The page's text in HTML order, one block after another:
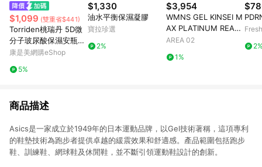
$1,099 (雙重省$441)
Torriden桃瑞丹 5D微
分子玻尿酸保濕安瓶精
華限量套裝-精華50ML
康是美網購eShop
5%
$1,330
油水平衡保濕凝膠
寶拉珍選
2%
$3,954
WMNS GEL KINSEI M
AX PLATINUM REAL
WHITE PURE SILVER
AREA 02
1%
商品描述
Asics是一家成立於1949年的日本運動品牌，以Gel技術著稱，這項專利
的鞋墊技術為跑步者提供卓越的緩震效果和舒適感。產品範圍包括跑步
鞋、訓練鞋、網球鞋及休閒鞋，並不斷引領運動鞋設計的創新。